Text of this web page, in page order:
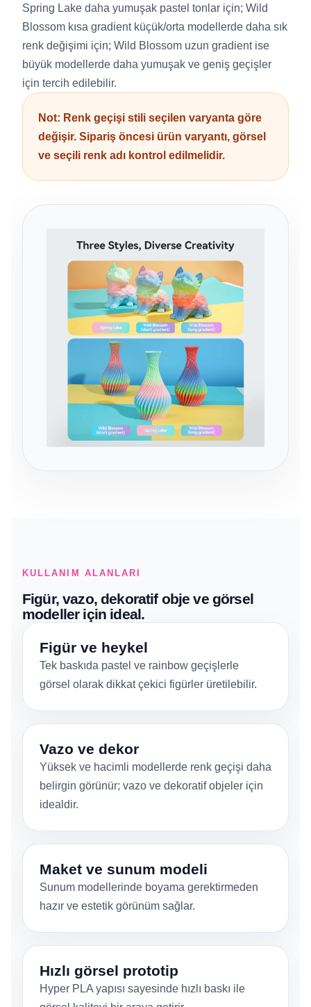
Spring Lake daha yumuşak pastel tonlar için; Wild
Blossom kısa gradient küçük/orta modellerde daha sık
renk değişimi için; Wild Blossom uzun gradient ise
büyük modellerde daha yumuşak ve geniş geçişler
için tercih edilebilir.
Not: Renk geçişi stili seçilen varyanta göre
değişir. Sipariş öncesi ürün varyantı, görsel
ve seçili renk adı kontrol edilmelidir.
KULLANIM ALANLARI
Figür, vazo, dekoratif obje ve görsel
modeller için ideal.
Figür ve heykel
Tek baskıda pastel ve rainbow geçişlerle
görsel olarak dikkat çekici figürler üretilebilir.
Vazo ve dekor
Yüksek ve hacimli modellerde renk geçişi daha
belirgin görünür; vazo ve dekoratif objeler için
idealdir.
Maket ve sunum modeli
Sunum modellerinde boyama gerektirmeden
hazır ve estetik görünüm sağlar.
Hızlı görsel prototip
Hyper PLA yapısı sayesinde hızlı baskı ile